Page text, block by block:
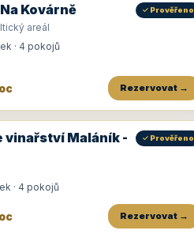
Kovárně ✓ Prověřeno
areál
· 4 pokojů
Rezervovat →
vinařství Maláník -
✓ Prověřeno
· 4 pokojů
Rezervovat →